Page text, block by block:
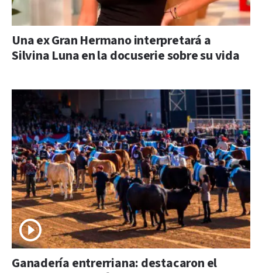
Una ex Gran Hermano interpretará a
Silvina Luna en la docuserie sobre su vida
Ganadería entrerriana: destacaron el